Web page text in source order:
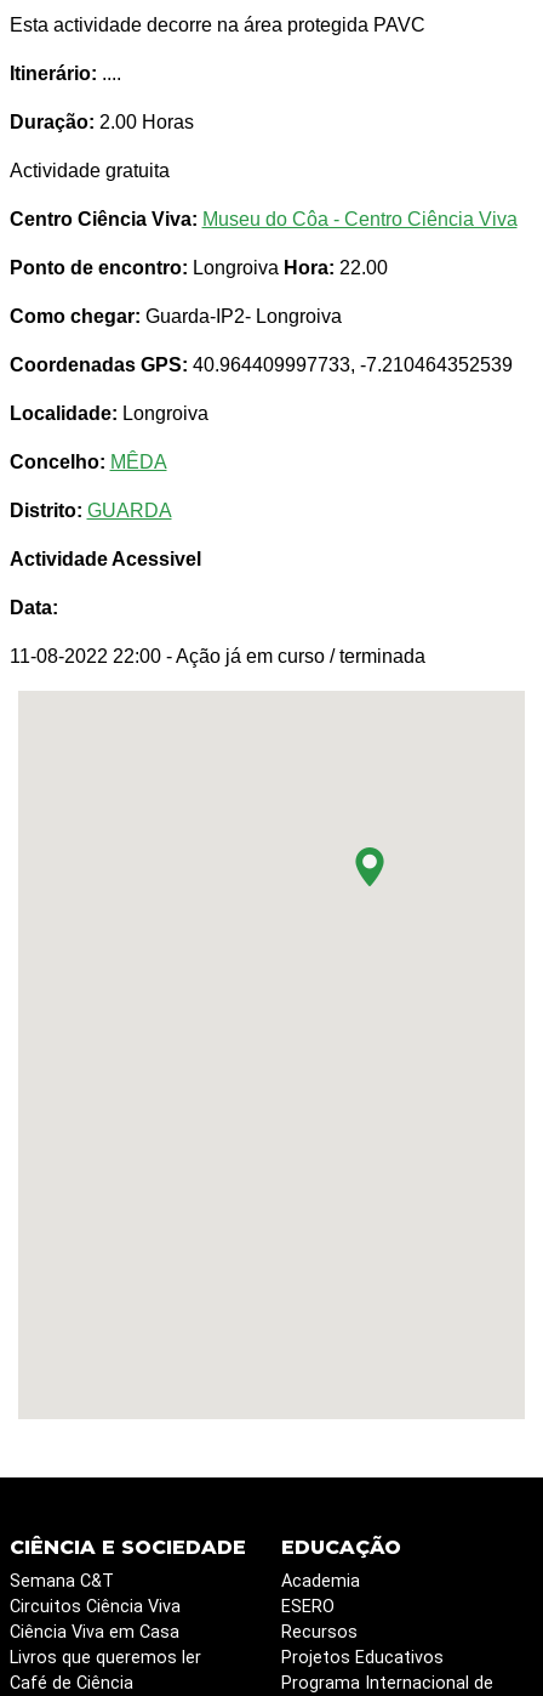
Esta actividade decorre na área protegida PAVC
Itinerário: ....
Duração: 2.00 Horas
Actividade gratuita
Centro Ciência Viva: Museu do Côa - Centro Ciência Viva
Ponto de encontro: Longroiva Hora: 22.00
Como chegar: Guarda-IP2- Longroiva
Coordenadas GPS: 40.964409997733, -7.210464352539
Localidade: Longroiva
Concelho: MÊDA
Distrito: GUARDA
Actividade Acessivel
Data:
11-08-2022 22:00 - Ação já em curso / terminada
CIÊNCIA E SOCIEDADE
Semana C&T
Circuitos Ciência Viva
Ciência Viva em Casa
Livros que queremos ler
Café de Ciência
EDUCAÇÃO
Academia
ESERO
Recursos
Projetos Educativos
Programa Internacional de